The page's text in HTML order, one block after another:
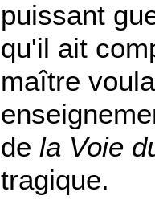
puissant
qu'il ait
maître
dela Voie
tragique.